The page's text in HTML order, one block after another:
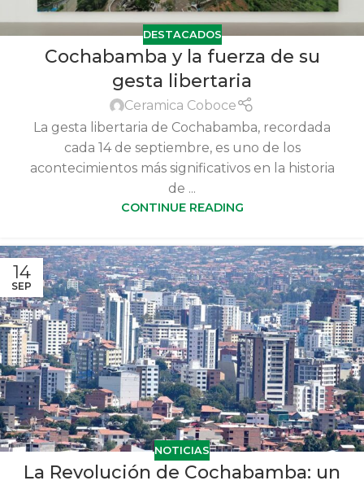
DESTACADOS
Cochabamba y la fuerza de su
gesta libertaria
Ceramica Coboce
La gesta libertaria de Cochabamba, recordada
cada 14 de septiembre, es uno de los
acontecimientos más significativos en la historia
de ...
CONTINUE READING
14
SEP
NOTICIAS
La Revolución de Cochabamba: un